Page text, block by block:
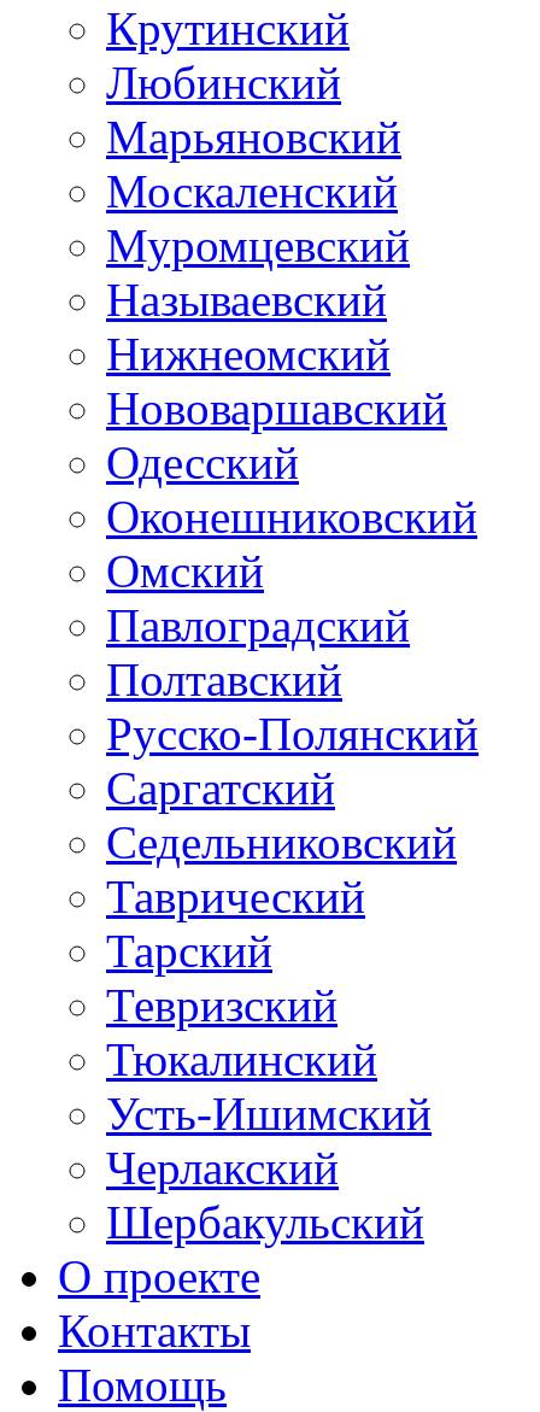
Крутинский
Любинский
Марьяновский
Москаленский
Муромцевский
Называевский
Нижнеомский
Нововаршавский
Одесский
Оконешниковский
Омский
Павлоградский
Полтавский
Русско-Полянский
Саргатский
Седельниковский
Таврический
Тарский
Тевризский
Тюкалинский
Усть-Ишимский
Черлакский
Шербакульский
О проекте
Контакты
Помощь